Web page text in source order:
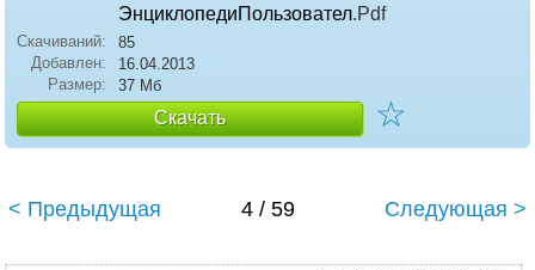
ЭнциклопедиПользовател.Pdf
Скачиваний:
85
Добавлен:
16.04.2013
Размер:
37 Мб
Скачать ☆
< Предыдущая 4 / 59 Следующая >